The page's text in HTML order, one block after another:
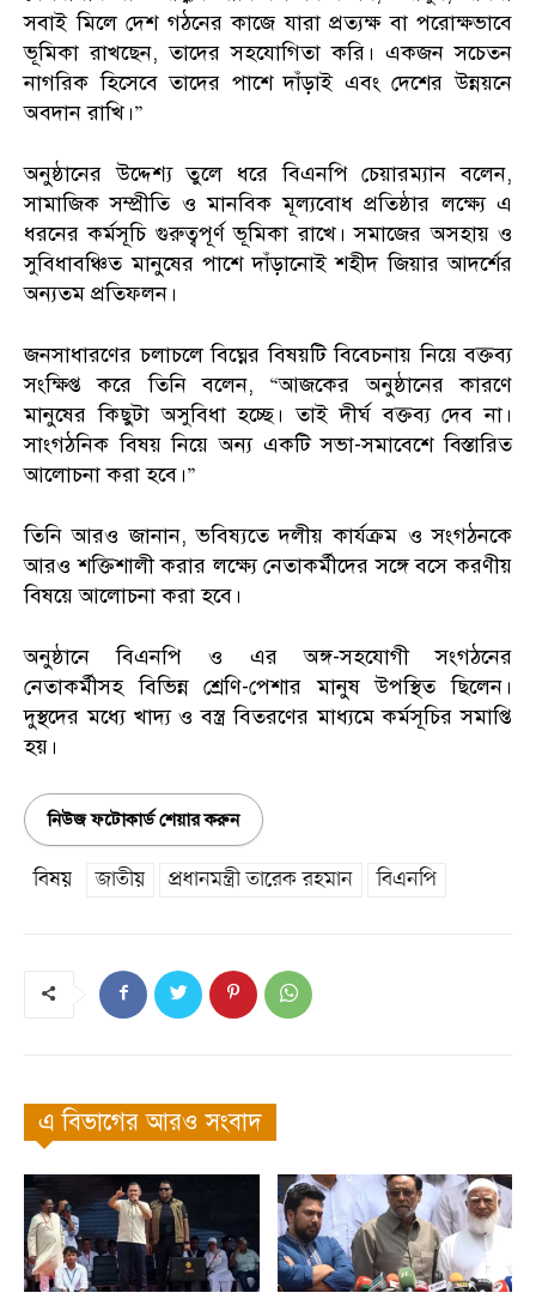
সবাই মিলে দেশ গঠনের কাজে যারা প্রত্যক্ষ বা পরোক্ষভাবে
ভূমিকা রাখছেন, তাদের সহযোগিতা করি। একজন সচেতন
নাগরিক হিসেবে তাদের পাশে দাঁড়াই এবং দেশের উন্নয়নে
অবদান রাখি।”
অনুষ্ঠানের উদ্দেশ্য তুলে ধরে বিএনপি চেয়ারম্যান বলেন,
সামাজিক সম্প্রীতি ও মানবিক মূল্যবোধ প্রতিষ্ঠার লক্ষ্যে এ
ধরনের কর্মসূচি গুরুত্বপূর্ণ ভূমিকা রাখে। সমাজের অসহায় ও
সুবিধাবঞ্চিত মানুষের পাশে দাঁড়ানোই শহীদ জিয়ার আদর্শের
অন্যতম প্রতিফলন।
জনসাধারণের চলাচলে বিঘ্নের বিষয়টি বিবেচনায় নিয়ে বক্তব্য
সংক্ষিপ্ত করে তিনি বলেন, “আজকের অনুষ্ঠানের কারণে
মানুষের কিছুটা অসুবিধা হচ্ছে। তাই দীর্ঘ বক্তব্য দেব না।
সাংগঠনিক বিষয় নিয়ে অন্য একটি সভা-সমাবেশে বিস্তারিত
আলোচনা করা হবে।”
তিনি আরও জানান, ভবিষ্যতে দলীয় কার্যক্রম ও সংগঠনকে
আরও শক্তিশালী করার লক্ষ্যে নেতাকর্মীদের সঙ্গে বসে করণীয়
বিষয়ে আলোচনা করা হবে।
অনুষ্ঠানে বিএনপি ও এর অঙ্গ-সহযোগী সংগঠনের
নেতাকর্মীসহ বিভিন্ন শ্রেণি-পেশার মানুষ উপস্থিত ছিলেন।
দুস্থদের মধ্যে খাদ্য ও বস্ত্র বিতরণের মাধ্যমে কর্মসূচির সমাপ্তি
হয়।
নিউজ ফটোকার্ড শেয়ার করুন
বিষয় জাতীয় প্রধানমন্ত্রী তারেক রহমান বিএনপি
এ বিভাগের আরও সংবাদ